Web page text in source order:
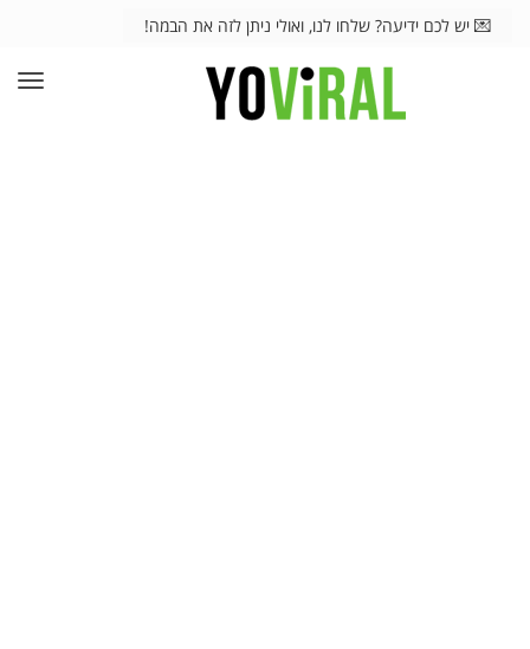
💌 יש לכם ידיעה? שלחו לנו, ואולי ניתן לזה את הבמה!